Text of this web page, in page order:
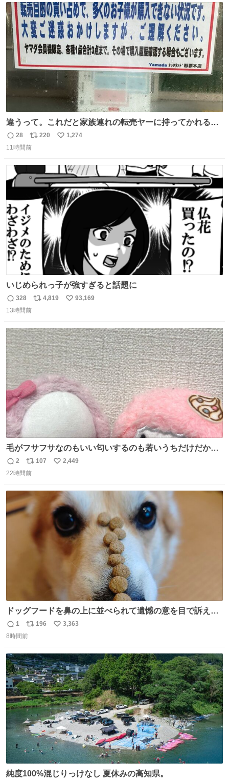
ト
数
数
違うって。これだと家族連れの転売ヤーに持ってかれるだ
け。 ポケカと同じで浅はかすぎる💦
返
信
28
リ
ポ
ト
数
220
い
数
1,274
11時間前
いじめられっ子が強すぎると話題に
返
信
328
リ
ト
数
4,819
い
数
93,169
13時間前
毛がフサフサなのもいい匂いするのも若いうちだけだから
ね？ そのうち君もわかるよ。
返
信
2
リ
ポ
ト
数
107
い
数
2,449
22時間前
ドッグフードを鼻の上に並べられて遺憾の意を目で訴えて
くるコーギー
返
信
1
リ
ポ
ト
数
196
い
数
3,363
8時間前
純度100%混じりっけなし 夏休みの高知県。